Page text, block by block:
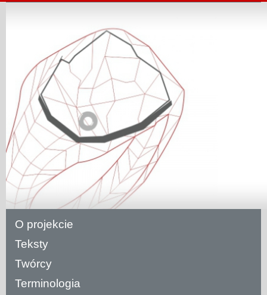
O projekcie
Teksty
Twórcy
Terminologia